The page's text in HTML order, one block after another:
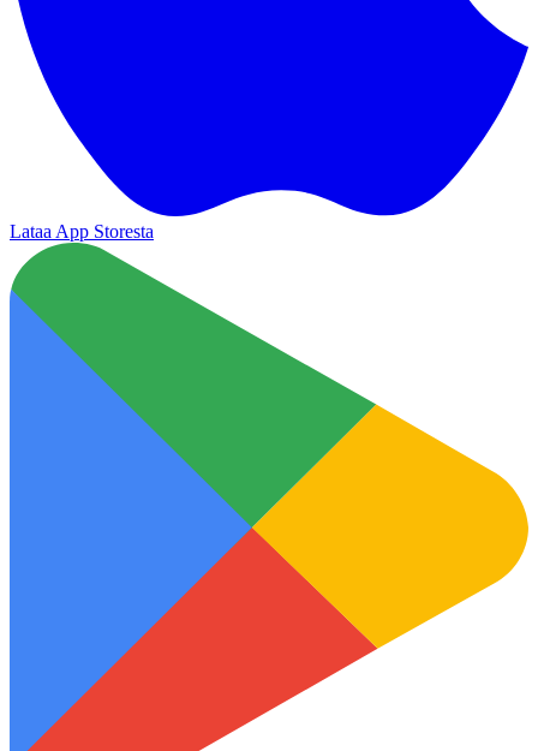
Lataa App Storesta